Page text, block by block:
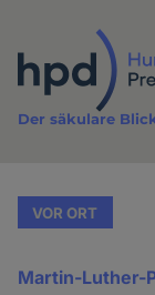
Inhalt
Der säkulare
VOR ORT
Martin-Luther-